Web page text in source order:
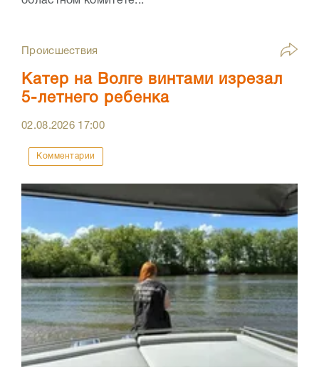
Происшествия
Катер на Волге винтами изрезал
5-летнего ребенка
02.08.2026 17:00
Комментарии